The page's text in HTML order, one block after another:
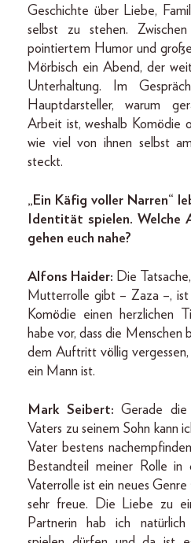
Geschichte über Liebe,
selbst zu stehen. Zwischen
pointiertem Humor und
Mörbisch ein Abend, der
Unterhaltung. Im
Hauptdarsteller, warum
Arbeit ist, weshalb Komödie
wie viel von ihnen selbst
steckt.
„Ein Käfig voller Narren“
Identität spielen. Welche
gehen euch nahe?
Alfons Haider: Die
Mutterrolle gibt – Zaza –, ist
Komödie einen herzlichen
habe vor, dass die
dem Auftritt völlig
ein Mann ist.
Mark Seibert:Gerade die
Vaters zu seinem Sohn kann
Vater bestens
Bestandteil meiner Rolle
Vaterrolle ist ein neues
sehr freue. Die Liebe zu
Partnerin hab ich